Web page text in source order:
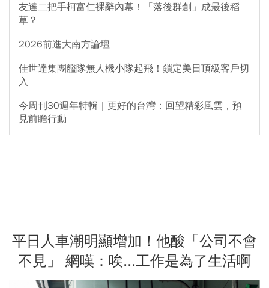
友達二把手柯富仁裸辭內幕！「落後群創」成最後稻
草？
2026前進大南方論壇
佳世達集團艦隊無人機小隊起飛！鎖定美日頂級客戶切
入
今周刊30週年特輯｜更好的台灣：回望精彩風雲，預
見前瞻行動
平日人車潮明顯增加！他酸「公司不會
不見」 網嘆：唉...工作是為了生活啊